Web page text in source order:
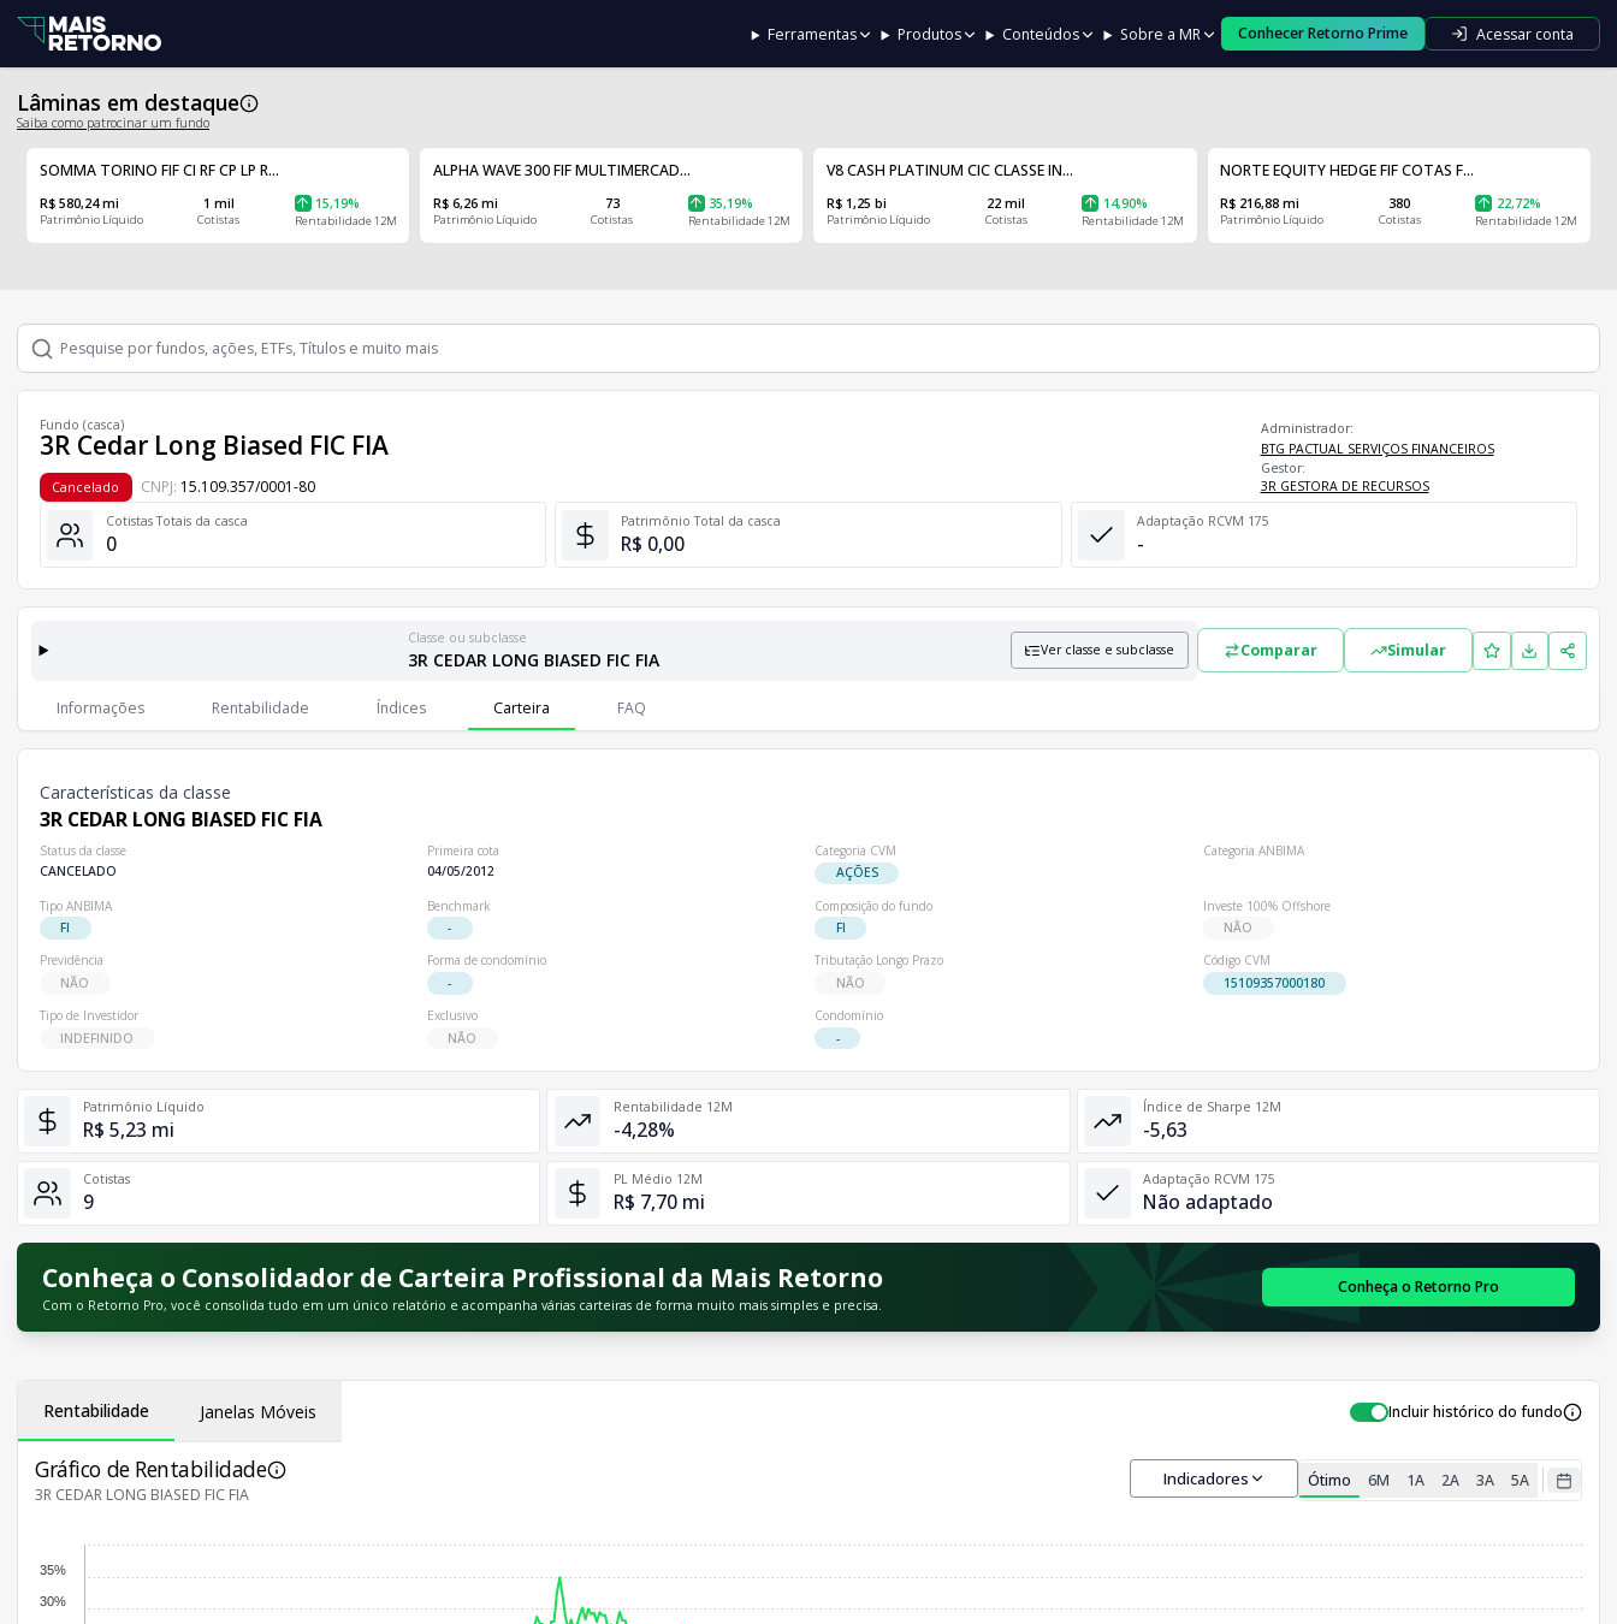
Ferramentas Produtos Conteúdos Sobre a MR Conhecer Retorno Prime Acessar conta
Lâminas em destaque
Saiba como patrocinar um fundo
SOMMA TORINO FIF CI RF CP LP R...
R$ 580,24 mi
Patrimônio Líquido
1 mil
Cotistas
15,19%
Rentabilidade 12M
ALPHA WAVE 300 FIF MULTIMERCAD...
R$ 6,26 mi
Patrimônio Líquido
73
Cotistas
35,19%
Rentabilidade 12M
V8 CASH PLATINUM CIC CLASSE IN...
R$ 1,25 bi
Patrimônio Líquido
22 mil
Cotistas
14,90%
Rentabilidade 12M
NORTE EQUITY HEDGE FIF COTAS F...
R$ 216,88 mi
Patrimônio Líquido
380
Cotistas
22,72%
Rentabilidade 12M
Fundo (casca)
3R Cedar Long Biased FIC FIA
Cancelado CNPJ: 15.109.357/0001-80
Administrador:
BTG PACTUAL SERVIÇOS FINANCEIROS
Gestor:
3R GESTORA DE RECURSOS
Cotistas Totais da casca
0
Patrimônio Total da casca
R$ 0,00
Adaptação RCVM 175
-
Classes e Subclasses do Fundo
Classes
Patrimônio LíquidoCotistas
Classe ou subclasse
3R CEDAR LONG BIASED FIC FIA Ver classe e subclasse Comparar Simular
Informações Rentabilidade Índices Carteira FAQ
Características da classe
3R CEDAR LONG BIASED FIC FIA
Status da classe
CANCELADO
Primeira cota
04/05/2012
Categoria CVM
AÇÕES
Categoria ANBIMA
Tipo ANBIMA
FI
Benchmark
-
Composição do fundo
FI
Investe 100% Offshore
NÃO
Previdência
NÃO
Forma de condomínio
-
Tributação Longo Prazo
NÃO
Código CVM
15109357000180
Tipo de Investidor
INDEFINIDO
Exclusivo
NÃO
Condomínio
-
Patrimônio Líquido
R$ 5,23 mi
Rentabilidade 12M
-4,28%
Índice de Sharpe 12M
-5,63
Cotistas
9
PL Médio 12M
R$ 7,70 mi
Adaptação RCVM 175
Não adaptado
Conheça o Consolidador de Carteira Profissional da Mais Retorno
Com o Retorno Pro, você consolida tudo em um único relatório e acompanha várias carteiras de forma muito mais simples e precisa.
Conheça o Retorno Pro
Rentabilidade Janelas Móveis Incluir histórico do fundo
Gráfico de Rentabilidade
3R CEDAR LONG BIASED FIC FIA
Indicadores Ótimo 6M 1A 2A 3A 5A
30%
35%